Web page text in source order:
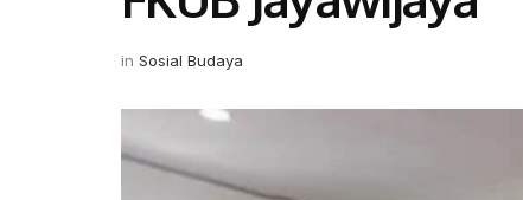
in Sosial Budaya